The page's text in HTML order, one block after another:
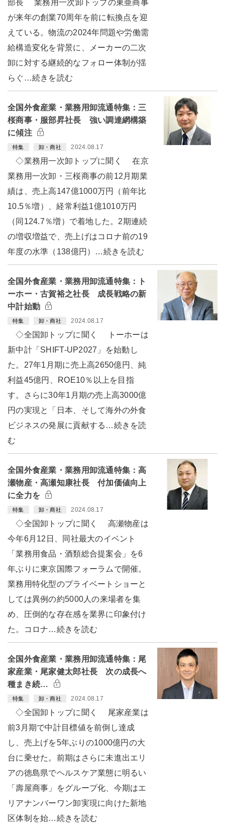
部長 業務用一次卸トップの東亜商事
が来年の創業70周年を前に転換点を迎
えている。物流の2024年問題や労働需
給構造変化を背景に、メーカーの二次
卸に対する継続的なフォロー体制が揺
らぐ…続きを読む
全国外食産業・業務用卸流通特集：三
桜商事・服部昇社長 強い調達網構築
に傾注
特集 卸・商社 2024.08.17
◇業務用一次卸トップに聞く 在京
業務用一次卸・三桜商事の前12月期業
績は、売上高147億1000万円（前年比
10.5％増）、経常利益1億1010万円
（同124.7％増）で着地した。2期連続
の増収増益で、売上げはコロナ前の19
年度の水準（138億円）…続きを読む
全国外食産業・業務用卸流通特集：ト
ーホー・古賀裕之社長 成長戦略の新
中計始動
特集 卸・商社 2024.08.17
◇全国卸トップに聞く トーホーは
新中計「SHIFT-UP2027」を始動し
た。27年1月期に売上高2650億円、純
利益45億円、ROE10％以上を目指
す。さらに30年1月期の売上高3000億
円の実現と「日本、そして海外の外食
ビジネスの発展に貢献する…続きを読
む
全国外食産業・業務用卸流通特集：高
瀬物産・高瀬知康社長 付加価値向上
に全力を
特集 卸・商社 2024.08.17
◇全国卸トップに聞く 高瀬物産は
今年6月12日、同社最大のイベント
「業務用食品・酒類総合提案会」を6
年ぶりに東京国際フォーラムで開催。
業務用特化型のプライベートショーと
しては異例の約5000人の来場者を集
め、圧倒的な存在感を業界に印象付け
た。コロナ…続きを読む
全国外食産業・業務用卸流通特集：尾
家産業・尾家健太郎社長 次の成長へ
種まき続…
特集 卸・商社 2024.08.17
◇全国卸トップに聞く 尾家産業は
前3月期で中計目標値を前倒し達成
し、売上げを5年ぶりの1000億円の大
台に乗せた。前期はさらに未進出エリ
アの徳島県でヘルスケア業態に明るい
「壽屋商事」をグループ化、今期はエ
リアナンバーワン卸実現に向けた新地
区体制を始…続きを読む